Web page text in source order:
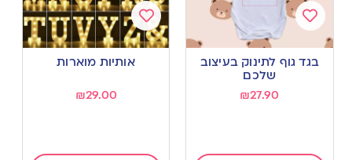
to
wishlist
בגד גוף לתינוק בעיצוב
שלכם
₪27.90
Add
wishlist
אותיות מוארות
₪29.00